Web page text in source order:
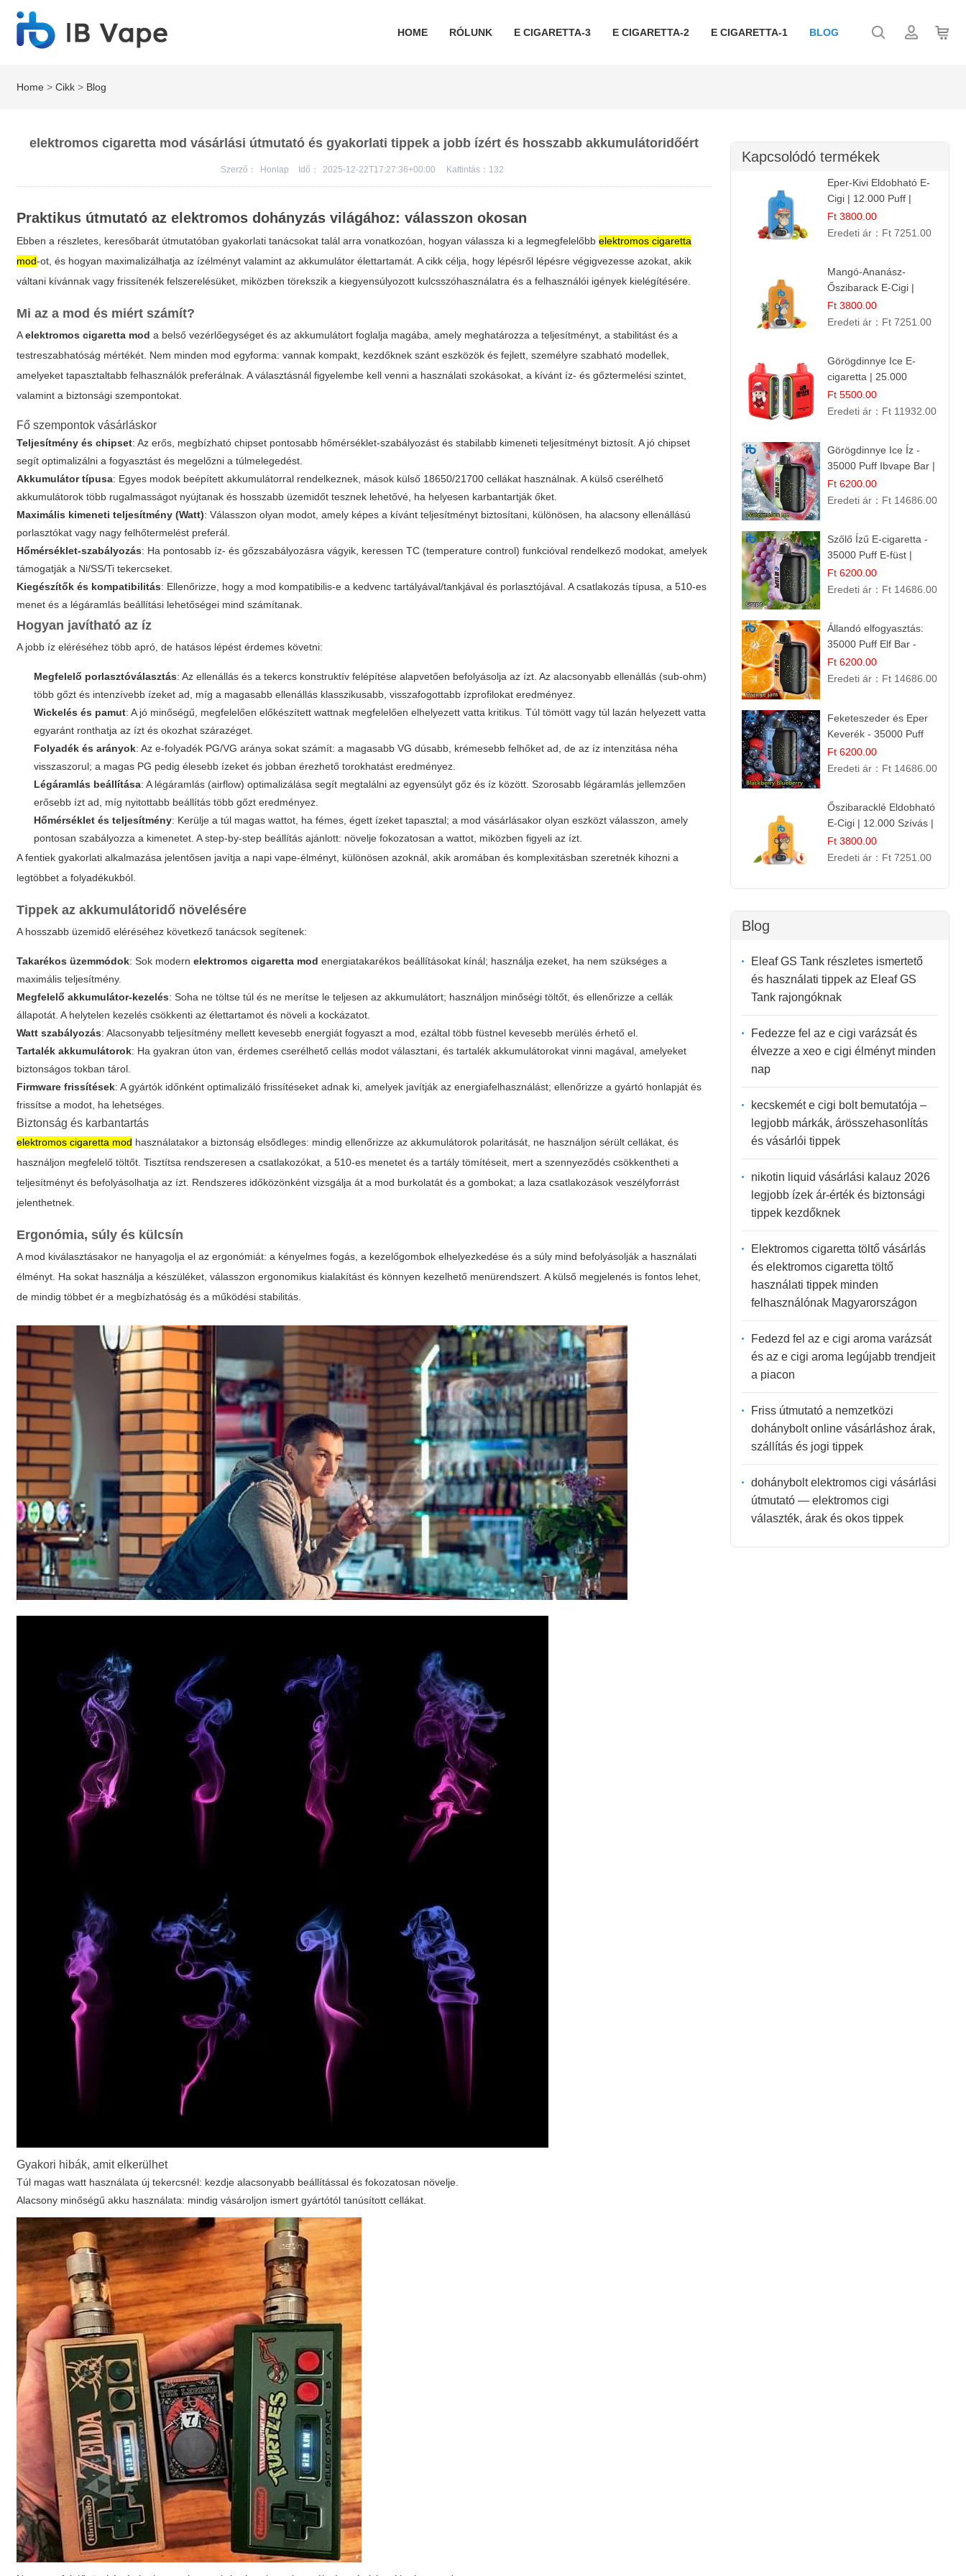
HOME RÓLUNK E CIGARETTA-3 E CIGARETTA-2 E CIGARETTA-1 BLOG
Home >Cikk > Blog
elektromos cigaretta mod vásárlási útmutató és gyakorlati tippek a jobb ízért és hosszabb akkumulátoridőért
Szerző： Honlap Idő： 2025-12-22T17:27:36+00:00 Kattintás： 132
Praktikus útmutató az elektromos dohányzás világához: válasszon okosan
Ebben a részletes, keresőbarát útmutatóban gyakorlati tanácsokat talál arra vonatkozóan, hogyan válassza ki a legmegfelelőbbelektromos cigaretta
mod-ot, és hogyan maximalizálhatja az ízélményt valamint az akkumulátor élettartamát. A cikk célja, hogy lépésről lépésre végigvezesse azokat, akik
váltani kívánnak vagy frissítenék felszerelésüket, miközben törekszik a kiegyensúlyozott kulcsszóhasználatra és a felhasználói igények kielégítésére.
Mi az a mod és miért számít?
Aelektromos cigaretta mod a belső vezérlőegységet és az akkumulátort foglalja magába, amely meghatározza a teljesítményt, a stabilitást és a
testreszabhatóság mértékét. Nem minden mod egyforma: vannak kompakt, kezdőknek szánt eszközök és fejlett, személyre szabható modellek,
amelyeket tapasztaltabb felhasználók preferálnak. A választásnál figyelembe kell venni a használati szokásokat, a kívánt íz- és gőztermelési szintet,
valamint a biztonsági szempontokat.
Fő szempontok vásárláskor
Teljesítmény és chipset: Az erős, megbízható chipset pontosabb hőmérséklet-szabályozást és stabilabb kimeneti teljesítményt biztosít. A jó chipset
segít optimalizálni a fogyasztást és megelőzni a túlmelegedést.
Akkumulátor típusa: Egyes modok beépített akkumulátorral rendelkeznek, mások külső 18650/21700 cellákat használnak. A külső cserélhető
akkumulátorok több rugalmasságot nyújtanak és hosszabb üzemidőt tesznek lehetővé, ha helyesen karbantartják őket.
Maximális kimeneti teljesítmény (Watt): Válasszon olyan modot, amely képes a kívánt teljesítményt biztosítani, különösen, ha alacsony ellenállású
porlasztókat vagy nagy felhőtermelést preferál.
Hőmérséklet-szabályozás: Ha pontosabb íz- és gőzszabályozásra vágyik, keressen TC (temperature control) funkcióval rendelkező modokat, amelyek
támogatják a Ni/SS/Ti tekercseket.
Kiegészítők és kompatibilitás: Ellenőrizze, hogy a mod kompatibilis-e a kedvenc tartályával/tankjával és porlasztójával. A csatlakozás típusa, a 510-es
menet és a légáramlás beállítási lehetőségei mind számítanak.
Hogyan javítható az íz
A jobb íz eléréséhez több apró, de hatásos lépést érdemes követni:
Megfelelő porlasztóválasztás: Az ellenállás és a tekercs konstruktív felépítése alapvetően befolyásolja az ízt. Az alacsonyabb ellenállás (sub-ohm)
több gőzt és intenzívebb ízeket ad, míg a magasabb ellenállás klasszikusabb, visszafogottabb ízprofilokat eredményez.
Wickelés és pamut: A jó minőségű, megfelelően előkészített wattnak megfelelően elhelyezett vatta kritikus. Túl tömött vagy túl lazán helyezett vatta
egyaránt ronthatja az ízt és okozhat szárazéget.
Folyadék és arányok: Az e-folyadék PG/VG aránya sokat számít: a magasabb VG dúsabb, krémesebb felhőket ad, de az íz intenzitása néha
visszaszorul; a magas PG pedig élesebb ízeket és jobban érezhető torokhatást eredményez.
Légáramlás beállítása: A légáramlás (airflow) optimalizálása segít megtalálni az egyensúlyt gőz és íz között. Szorosabb légáramlás jellemzően
erősebb ízt ad, míg nyitottabb beállítás több gőzt eredményez.
Hőmérséklet és teljesítmény: Kerülje a túl magas wattot, ha fémes, égett ízeket tapasztal; a mod vásárlásakor olyan eszközt válasszon, amely
pontosan szabályozza a kimenetet. Astep-by-step beállítás ajánlott: növelje fokozatosan a wattot, miközben figyeli az ízt.
A fentiek gyakorlati alkalmazása jelentősen javítja a napi vape-élményt, különösen azoknál, akik aromában és komplexitásban szeretnék kihozni a
legtöbbet a folyadékukból.
Tippek az akkumulátoridő növelésére
A hosszabb üzemidő eléréséhez következő tanácsok segítenek:
Takarékos üzemmódok: Sok modernelektromos cigaretta mod energiatakarékos beállításokat kínál; használja ezeket, ha nem szükséges a
maximális teljesítmény.
Megfelelő akkumulátor-kezelés: Soha ne töltse túl és ne merítse le teljesen az akkumulátort; használjon minőségi töltőt, és ellenőrizze a cellák
állapotát. A helytelen kezelés csökkenti az élettartamot és növeli a kockázatot.
Watt szabályozás: Alacsonyabb teljesítmény mellett kevesebb energiát fogyaszt a mod, ezáltal több füstnel kevesebb merülés érhető el.
Tartalék akkumulátorok: Ha gyakran úton van, érdemes cserélhető cellás modot választani, és tartalék akkumulátorokat vinni magával, amelyeket
biztonságos tokban tárol.
Firmware frissítések: A gyártók időnként optimalizáló frissítéseket adnak ki, amelyek javítják az energiafelhasználást; ellenőrizze a gyártó honlapját és
frissítse a modot, ha lehetséges.
Biztonság és karbantartás
elektromos cigaretta mod használatakor a biztonság elsődleges: mindig ellenőrizze az akkumulátorok polaritását, ne használjon sérült cellákat, és
használjon megfelelő töltőt. Tisztítsa rendszeresen a csatlakozókat, a 510-es menetet és a tartály tömítéseit, mert a szennyeződés csökkentheti a
teljesítményt és befolyásolhatja az ízt. Rendszeres időközönként vizsgálja át a mod burkolatát és a gombokat; a laza csatlakozások veszélyforrást
jelenthetnek.
Ergonómia, súly és külcsín
A mod kiválasztásakor ne hanyagolja el az ergonómiát: a kényelmes fogás, a kezelőgombok elhelyezkedése és a súly mind befolyásolják a használati
élményt. Ha sokat használja a készüléket, válasszon ergonomikus kialakítást és könnyen kezelhető menürendszert. A külső megjelenés is fontos lehet,
de mindig többet ér a megbízhatóság és a működési stabilitás.
Gyakori hibák, amit elkerülhet
Túl magas watt használata új tekercsnél: kezdje alacsonyabb beállítással és fokozatosan növelje.
Alacsony minőségű akku használata: mindig vásároljon ismert gyártótól tanúsított cellákat.
Kapcsolódó termékek
Eper-Kivi Eldobható E-
Cigi | 12.000 Puff |
Édes-Gyümölcs Íz
Ft 3800.00
Eredeti ár： Ft 7251.00
Mangó-Ananász-
Őszibarack E-Cigi |
12.000 Befújás |
Tropikus Gyümölcs Íz
Ft 3800.00
Eredeti ár： Ft 7251.00
Görögdinnye Ice E-
cigaretta | 25.000
Befújás | Premium E-
Liquid
Ft 5500.00
Eredeti ár： Ft 11932.00
Görögdinnye Ice Íz -
35000 Puff Ibvape Bar |
Frissítő Mentolos
Élmény!
Ft 6200.00
Eredeti ár： Ft 14686.00
Szőlő Ízű E-cigaretta -
35000 Puff E-füst |
Intenzív
Gyümölcsélmény!
Ft 6200.00
Eredeti ár： Ft 14686.00
Állandó elfogyasztás:
35000 Puff Elf Bar -
Narancslekvár íz
Ft 6200.00
Eredeti ár： Ft 14686.00
Feketeszeder és Eper
Keverék - 35000 Puff
Eldobható Vape | Ízletes
Gyümölcsökombináció!
Ft 6200.00
Eredeti ár： Ft 14686.00
Őszibaracklé Eldobható
E-Cigi | 12.000 Szívás |
Frissítő Barack Íz
Ft 3800.00
Eredeti ár： Ft 7251.00
Blog
Eleaf GS Tank részletes ismertető
és használati tippek az Eleaf GS
Tank rajongóknak
Fedezze fel az e cigi varázsát és
élvezze a xeo e cigi élményt minden
nap
kecskemét e cigi bolt bemutatója –
legjobb márkák, árösszehasonlítás
és vásárlói tippek
nikotin liquid vásárlási kalauz 2026
legjobb ízek ár-érték és biztonsági
tippek kezdőknek
Elektromos cigaretta töltő vásárlás
és elektromos cigaretta töltő
használati tippek minden
felhasználónak Magyarországon
Fedezd fel az e cigi aroma varázsát
és az e cigi aroma legújabb trendjeit
a piacon
Friss útmutató a nemzetközi
dohánybolt online vásárláshoz árak,
szállítás és jogi tippek
dohánybolt elektromos cigi vásárlási
útmutató — elektromos cigi
választék, árak és okos tippek